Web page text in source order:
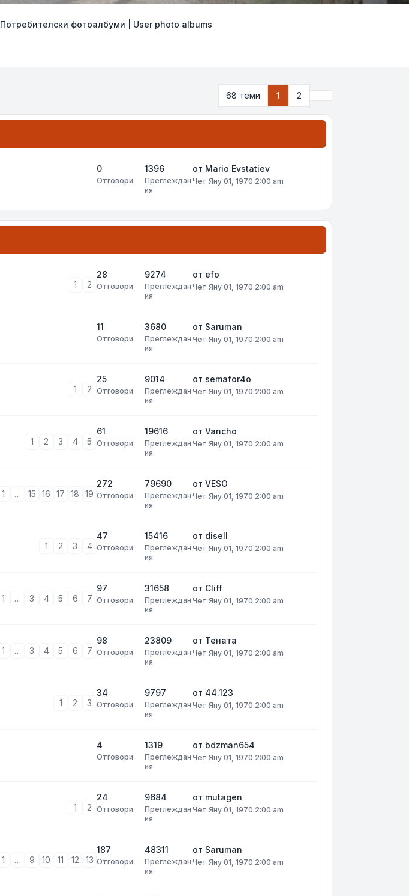
Потребителски фотоалбуми | User photo albums
68 теми 1 2
0
Отговори
1396
Преглеждан
ия
от Mario Evstatiev
Чет Яну 01, 1970 2:00 am
1 2
28
Отговори
9274
Преглеждан
ия
от efo
Чет Яну 01, 1970 2:00 am
11
Отговори
3680
Преглеждан
ия
от Saruman
Чет Яну 01, 1970 2:00 am
1 2
25
Отговори
9014
Преглеждан
ия
от semafor4o
Чет Яну 01, 1970 2:00 am
1 2 3 4 5
61
Отговори
19616
Преглеждан
ия
от Vancho
Чет Яну 01, 1970 2:00 am
1 … 15 16 17 18 19
272
Отговори
79690
Преглеждан
ия
от VESO
Чет Яну 01, 1970 2:00 am
1 2 3 4
47
Отговори
15416
Преглеждан
ия
от disell
Чет Яну 01, 1970 2:00 am
1 … 3 4 5 6 7
97
Отговори
31658
Преглеждан
ия
от Cliff
Чет Яну 01, 1970 2:00 am
1 … 3 4 5 6 7
98
Отговори
23809
Преглеждан
ия
от Тената
Чет Яну 01, 1970 2:00 am
1 2 3
34
Отговори
9797
Преглеждан
ия
от 44.123
Чет Яну 01, 1970 2:00 am
4
Отговори
1319
Преглеждан
ия
от bdzman654
Чет Яну 01, 1970 2:00 am
1 2
24
Отговори
9684
Преглеждан
ия
от mutagen
Чет Яну 01, 1970 2:00 am
1 … 9 10 11 12 13
187
Отговори
48311
Преглеждан
ия
от Saruman
Чет Яну 01, 1970 2:00 am